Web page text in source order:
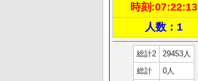
時刻:07:22:14
人数：1
総計2
29453人
総計
0人